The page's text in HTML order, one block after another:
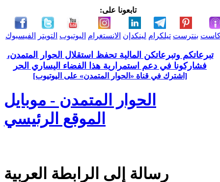
تابعونا على:
الفيسبوك التويتر اليوتيوب الانستغرام لينكدإن تيلكرام بنترست
تبرعاتكم وتبرعاتكن المالية تحفظ استقلال الحوار المتمدن،
فشاركونا في دعم استمرارية هذا الفضاء اليساري الحر
[اشترك في قناة ‫«الحوار المتمدن» على اليوتيوب]
الحوار المتمدن - موبايل
الموقع الرئيسي
رسالة إلى الرابطة العربية